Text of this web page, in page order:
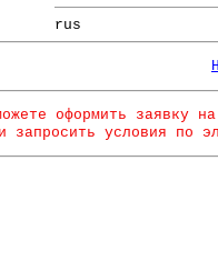
rus
оформить заявку
запросить условия по